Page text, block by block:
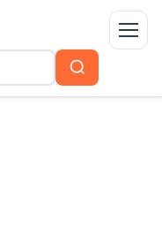
Menu
Buscar